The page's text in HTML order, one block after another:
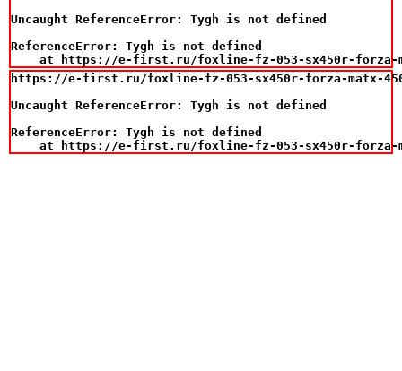
Uncaught ReferenceError: Tygh is not defined
ReferenceError: Tygh is not defined
at https://e-first.ru/foxline-fz-053-sx450r-
https://e-first.ru/foxline-fz-053-sx450r-forza-matx-
Uncaught ReferenceError: Tygh is not defined
ReferenceError: Tygh is not defined
at https://e-first.ru/foxline-fz-053-sx450r-